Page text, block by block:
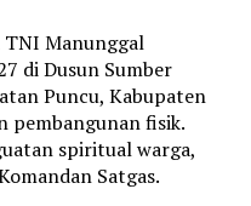
TNI Manunggal
di Dusun Sumber
Puncu, Kabupaten
pembangunan fisik.
spiritual warga,
Satgas.